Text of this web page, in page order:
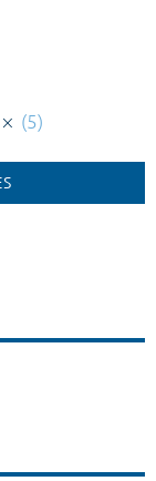
(5)